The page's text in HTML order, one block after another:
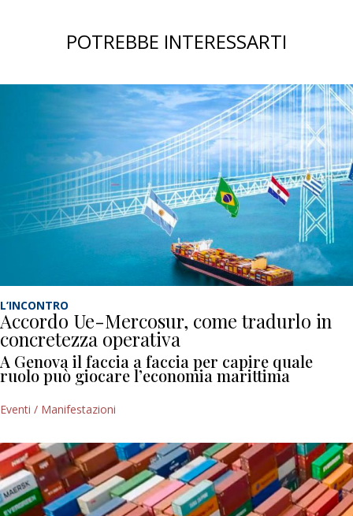
POTREBBE INTERESSARTI
L’INCONTRO
Accordo Ue-Mercosur, come tradurlo in
concretezza operativa
A Genova il faccia a faccia per capire quale
ruolo può giocare l’economia marittima
Eventi / Manifestazioni